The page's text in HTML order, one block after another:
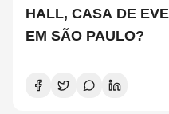
HALL, CASA DE
EM SÃO PAULO?